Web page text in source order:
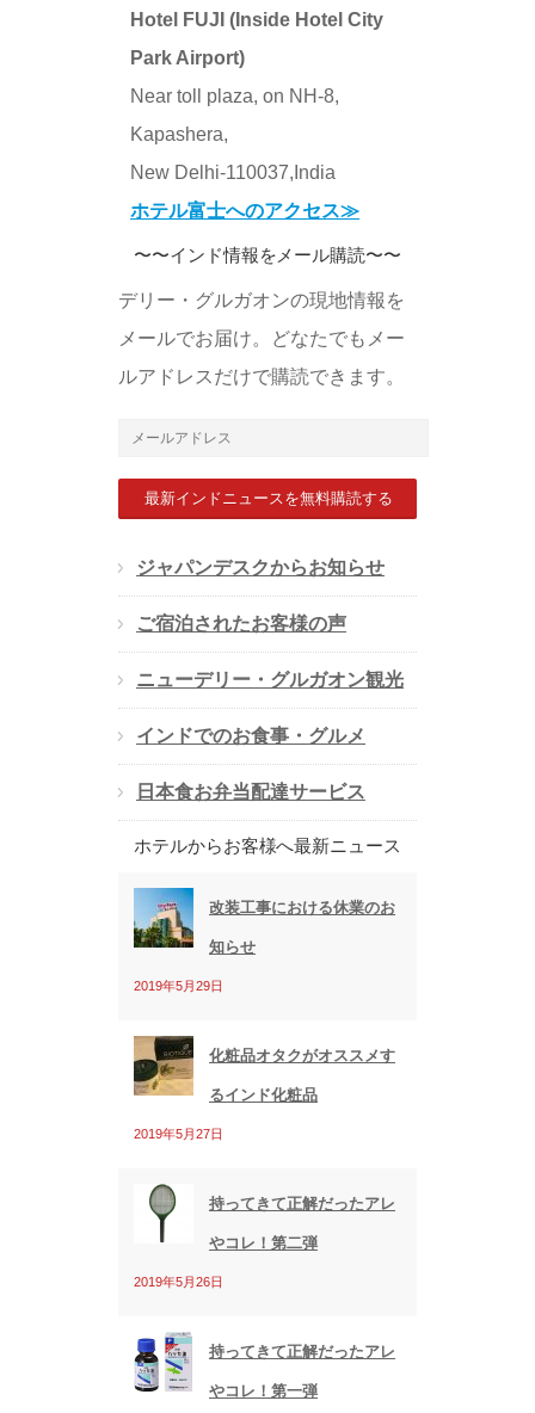
Hotel FUJI (Inside Hotel City
Park Airport)
Near toll plaza, on NH-8,
Kapashera,
New Delhi-110037,India
ホテル富士へのアクセス≫
〜〜インド情報をメール購読〜〜
デリー・グルガオンの現地情報を
メールでお届け。どなたでもメー
ルアドレスだけで購読できます。
レ
ジャパンデスクからお知らせ
ご宿泊されたお客様の声
ニューデリー・グルガオン観光
インドでのお食事・グルメ
日本食お弁当配達サービス
ホテルからお客様へ最新ニュース
改装工事における休業のお
知らせ
2019年5月29日
化粧品オタクがオススメす
るインド化粧品
2019年5月27日
持ってきて正解だったアレ
やコレ！第二弾
2019年5月26日
持ってきて正解だったアレ
やコレ！第一弾